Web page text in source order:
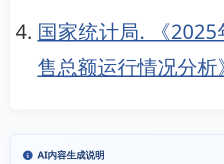
国家统计局. 《
售总额运行情况分
AI内容生成说明